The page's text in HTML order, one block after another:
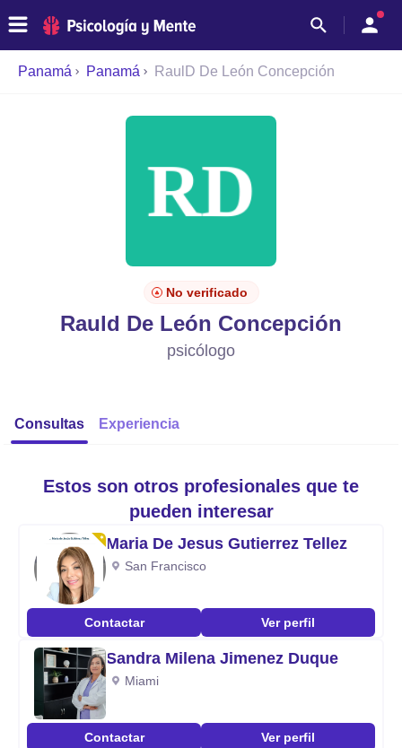
Panamá Panamá RaulD De León Concepción
No verificado
Rauld De León Concepción
psicólogo
Consultas Experiencia
Estos son otros profesionales que te
pueden interesar
Maria De Jesus Gutierrez Tellez
San Francisco
Contactar Ver perfil
Sandra Milena Jimenez Duque
Miami
Contactar Ver perfil